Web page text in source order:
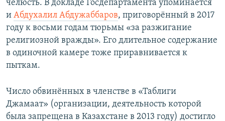
челюсть. В докладе Госдепартамента упоминается
и Абдухалил Абдужаббаров, приговорённый в 2017
году к восьми годам тюрьмы «за разжигание
религиозной вражды». Его длительное содержание
в одиночной камере тоже приравнивается к
пыткам.
Число обвинённых в членстве в «Таблиги
Джамаат» (организации, деятельность которой
была запрещена в Казахстане в 2013 году) достигло